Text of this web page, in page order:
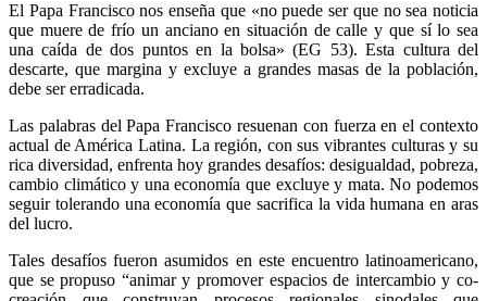
El Papa Francisco nos enseña que «no puede ser que no sea noticia
que muere de frío un anciano en situación de calle y que sí lo sea
una caída de dos puntos en la bolsa» (EG 53). Esta cultura del
descarte, que margina y excluye a grandes masas de la población,
debe ser erradicada.
Las palabras del Papa Francisco resuenan con fuerza en el contexto
actual de América Latina. La región, con sus vibrantes culturas y su
rica diversidad, enfrenta hoy grandes desafíos: desigualdad, pobreza,
cambio climático y una economía que excluye y mata. No podemos
seguir tolerando una economía que sacrifica la vida humana en aras
del lucro.
Tales desafíos fueron asumidos en este encuentro latinoamericano,
que se propuso “animar y promover espacios de intercambio y co-